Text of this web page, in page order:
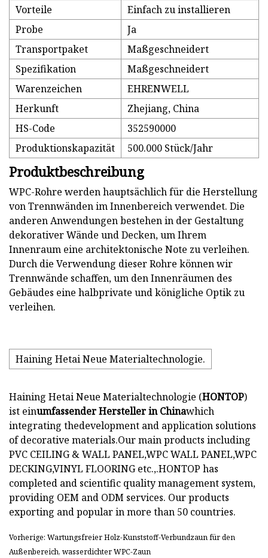
Vorteile
Einfach zu installieren
Probe
Ja
Transportpaket
Maßgeschneidert
Spezifikation
Maßgeschneidert
Warenzeichen
EHRENWELL
Herkunft
Zhejiang, China
HS-Code
352590000
Produktionskapazität
500.000 Stück/Jahr
Produktbeschreibung
WPC-Rohre werden hauptsächlich für die Herstellung
von Trennwänden im Innenbereich verwendet. Die
anderen Anwendungen bestehen in der Gestaltung
dekorativer Wände und Decken, um Ihrem
Innenraum eine architektonische Note zu verleihen.
Durch die Verwendung dieser Rohre können wir
Trennwände schaffen, um den Innenräumen des
Gebäudes eine halbprivate und königliche Optik zu
verleihen.
Haining Hetai Neue Materialtechnologie.
Haining Hetai Neue Materialtechnologie (HONTOP)
ist einumfassender Hersteller in Chinawhich
integrating thedevelopment and application solutions
of decorative materials.Our main products including
PVC CEILING & WALL PANEL,WPC WALL PANEL,WPC
DECKING,VINYL FLOORING etc.,.HONTOP has
completed and scientific quality management system,
providing OEM and ODM services. Our products
exporting and popular in more than 50 countries.
Vorherige: Wartungsfreier Holz-Kunststoff-Verbundzaun für den
Außenbereich, wasserdichter WPC-Zaun